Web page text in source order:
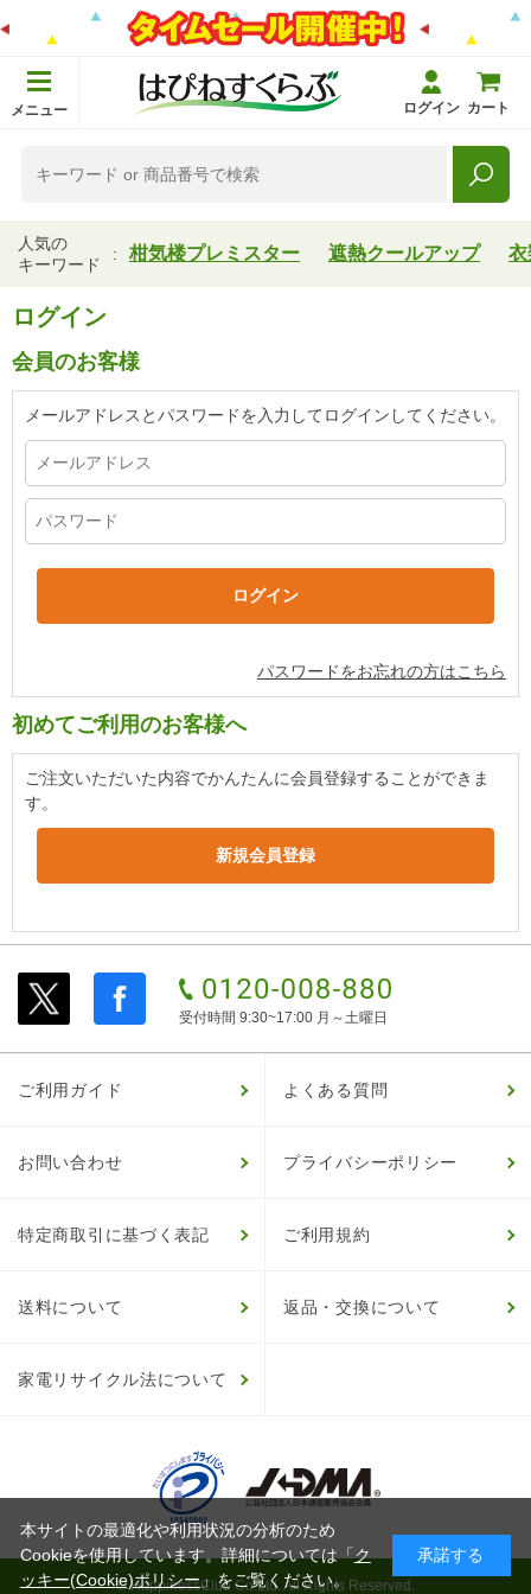
メニュー ログイン カート
人気の
キーワード
柑気楼プレミスター 遮熱クールアップ 衣
ログイン
会員のお客様
メールアドレスとパスワードを入力してログインしてください。
パスワードをお忘れの方はこちら
初めてご利用のお客様へ
ご注文いただいた内容でかんたんに会員登録することができま
す。
受付時間 9:30~17:00 月～土曜日
ご利用ガイド よくある質問
お問い合わせ プライバシーポリシー
特定商取引に基づく表記 ご利用規約
送料について 返品・交換について
家電リサイクル法について
© HappinessClub Co.Ltd. All Rights Reserved.
本サイトの最適化や利用状況の分析のため
Cookieを使用しています。詳細については「ク
ッキー(Cookie)ポリシー」をご覧ください。
承諾する